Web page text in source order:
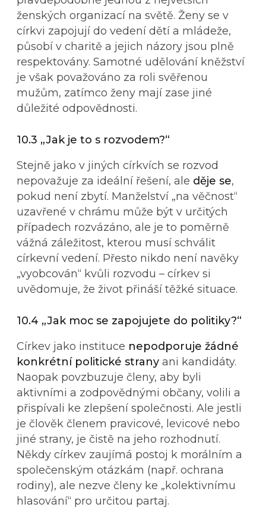
ženských organizací na světě. Ženy se v
církvi zapojují do vedení dětí a mládeže,
působí v charitě a jejich názory jsou plně
respektovány. Samotné udělování kněžství
je však považováno za roli svěřenou
mužům, zatímco ženy mají zase jiné
důležité odpovědnosti.
10.3 „Jak je to s rozvodem?“
Stejně jako v jiných církvích se rozvod
nepovažuje za ideální řešení, ale děje se,
pokud není zbytí. Manželství „na věčnost“
uzavřené v chrámu může být v určitých
případech rozvázáno, ale je to poměrně
vážná záležitost, kterou musí schválit
církevní vedení. Přesto nikdo není navěky
„vyobcován“ kvůli rozvodu – církev si
uvědomuje, že život přináší těžké situace.
10.4 „Jak moc se zapojujete do politiky?“
Církev jako instituce nepodporuje žádné
konkrétní politické strany ani kandidáty.
Naopak povzbuzuje členy, aby byli
aktivními a zodpovědnými občany, volili a
přispívali ke zlepšení společnosti. Ale jestli
je člověk členem pravicové, levicové nebo
jiné strany, je čistě na jeho rozhodnutí.
Někdy církev zaujímá postoj k morálním a
společenským otázkám (např. ochrana
rodiny), ale nezve členy ke „kolektivnímu
hlasování“ pro určitou partaj.